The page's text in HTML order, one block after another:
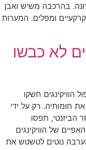
בהרכבה משיש ואבן
ומפלים. המערות
לא כבשו
הוויקינגים חשקו
חומותיה. רק על ידי
הביזנטי, תפסו
של הוויקינגים
נוטים לטשטש את